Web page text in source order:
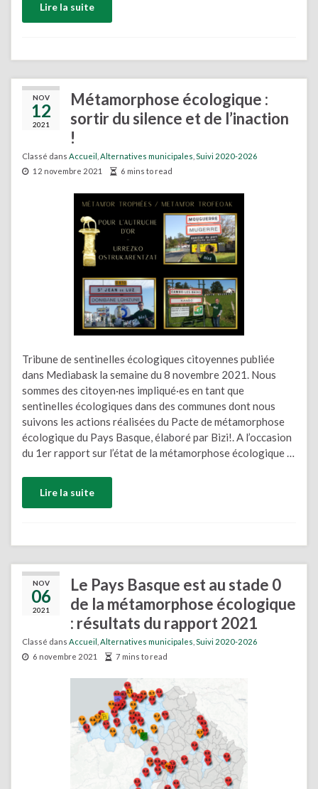
Lire la suite
NOV
12
2021
Métamorphose écologique :
sortir du silence et de l’inaction
!
Classé dans Accueil Alternatives municipales Suivi 2020-2026
12 novembre 2021
6 mins to read
Tribune de sentinelles écologiques citoyennes publiée
dans Mediabask la semaine du 8 novembre 2021. Nous
sommes des citoyen·nes impliqué·es en tant que
sentinelles écologiques dans des communes dont nous
suivons les actions réalisées du Pacte de métamorphose
écologique du Pays Basque, élaboré par Bizi!. A l’occasion
du 1er rapport sur l’état de la métamorphose écologique …
Lire la suite
NOV
06
2021
Le Pays Basque est au stade 0
de la métamorphose écologique
: résultats du rapport 2021
Classé dans Accueil Alternatives municipales Suivi 2020-2026
6 novembre 2021
7 mins to read